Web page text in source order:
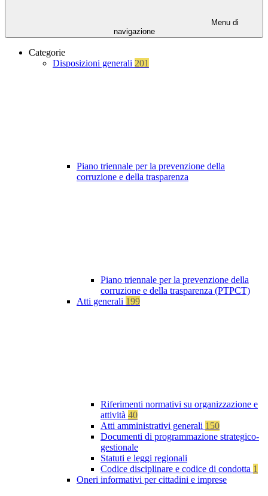
Menu di
navigazione
Categorie
Disposizioni generali 201
Piano triennale per la prevenzione della
corruzione e della trasparenza
Piano triennale per la prevenzione della
corruzione e della trasparenza (PTPCT)
Atti generali 199
Riferimenti normativi su organizzazione e
attività 40
Atti amministrativi generali 150
Documenti di programmazione strategico-
gestionale
Statuti e leggi regionali
Codice disciplinare e codice di condotta 1
Oneri informativi per cittadini e imprese